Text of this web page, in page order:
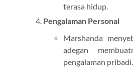
terasa hidup.
Pengalaman Personal
Marshanda
adegan
pengalaman pribadi.